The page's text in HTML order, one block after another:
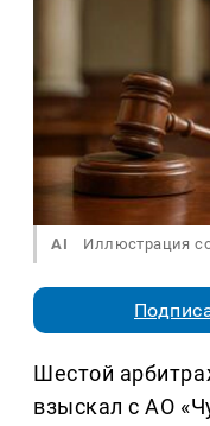
AI Иллюстрация
Шестой
взыскал с АО